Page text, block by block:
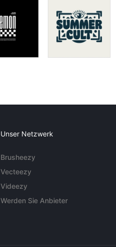
Unser Netzwerk
Brusheezy
Vecteezy
Videezy
Werden Sie Anbieter